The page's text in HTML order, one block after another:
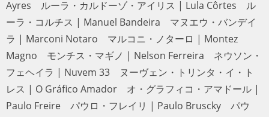
Côrtes ルーラ・コルチス | Manuel Bandeira マヌエウ・
バンデイラ | Marconi Notaro マルコニ・ノターロ | Montez
Magno モンチス・マギノ | Nelson Ferreira ネウソン・フ
ェヘイラ | Nuvem 33 ヌーヴェン・トリンタ・イ・トレス
| O Gráfico Amador オ・グラフィコ・アマドール | Paulo
Freire パウロ・フレイリ | Paulo Bruscky パウロ・ブル
スキー | Phetus フェッツ | Pierre Verger ピエッヒ・ヴェ